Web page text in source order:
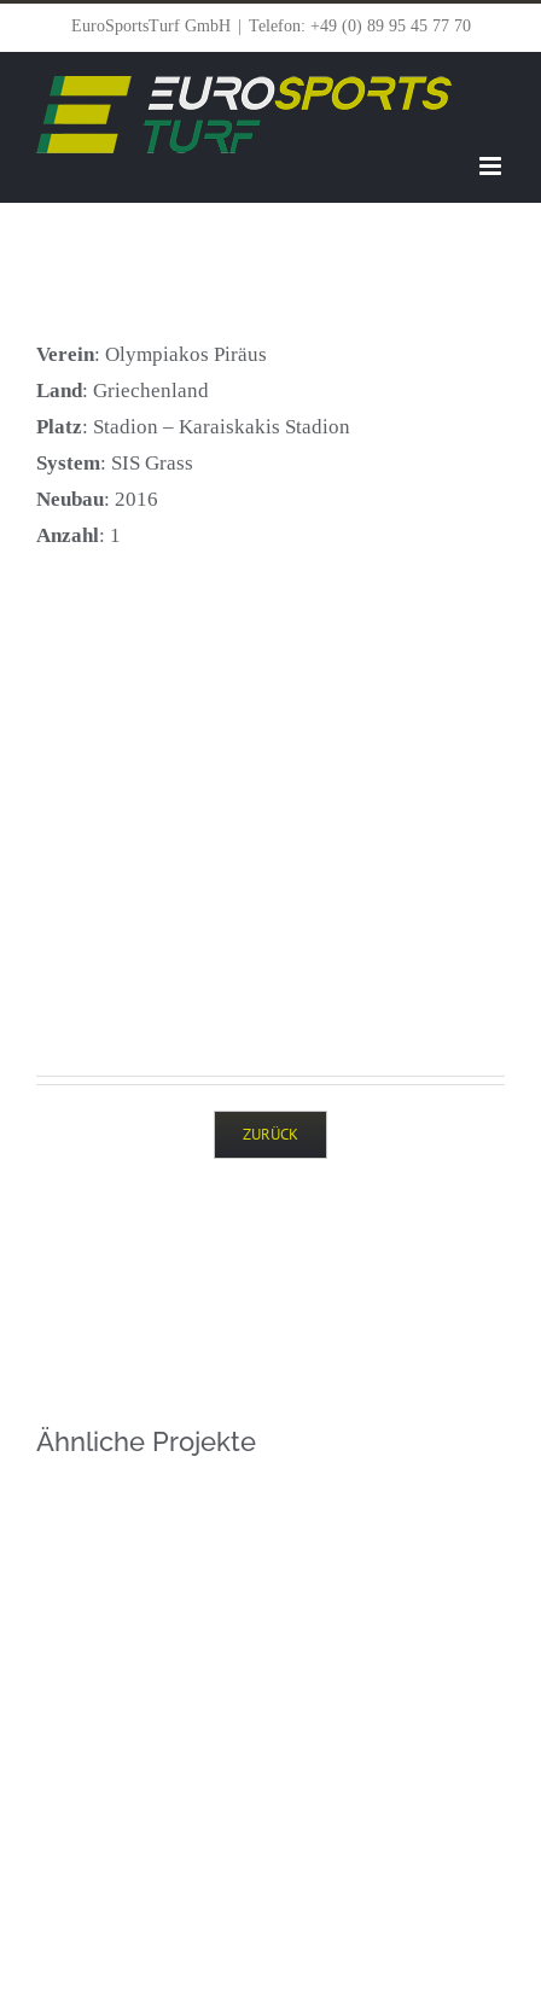
Inhalt
springen
EuroSportsTurf GmbH Telefon: +49 (0) 89 95 45 77 70
Verein: Olympiakos Piräus
Land: Griechenland
Platz: Stadion – Karaiskakis Stadion
System: SIS Grass
Neubau: 2016
Anzahl: 1
ZURÜCK
Ähnliche Projekte